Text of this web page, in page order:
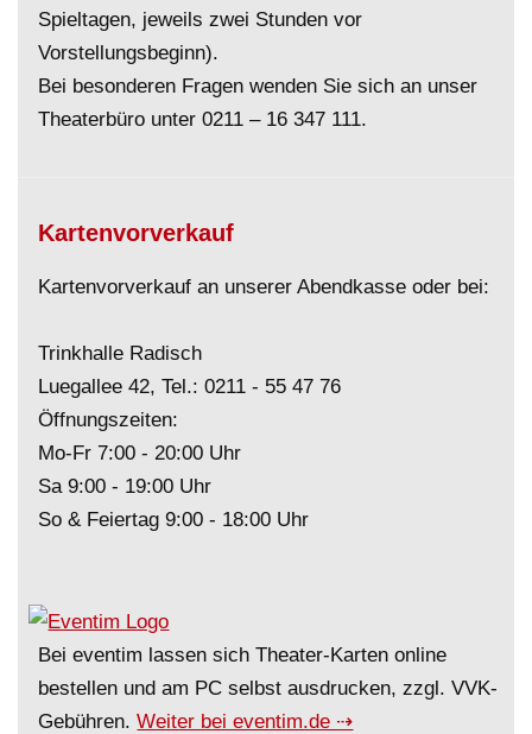
Spieltagen, jeweils zwei Stunden vor
Vorstellungsbeginn).
Bei besonderen Fragen wenden Sie sich an unser
Theaterbüro unter0211 – 16 347 111.
Kartenvorverkauf
Kartenvorverkauf an unserer Abendkasse oder bei:
Trinkhalle Radisch
Luegallee 42, Tel.:0211 - 55 47 76
Öffnungszeiten:
Mo-Fr 7:00 - 20:00 Uhr
Sa 9:00 - 19:00 Uhr
So & Feiertag 9:00 - 18:00 Uhr
Bei eventim lassen sich Theater-Karten online
bestellen und am PC selbst ausdrucken, zzgl. VVK-
Gebühren.Weiter bei eventim.de ⇢